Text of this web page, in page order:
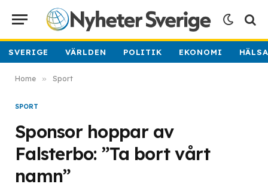
SVERIGE VÄRLDEN POLITIK EKONOMI
Home » Sport
SPORT
Sponsor hoppar av
Falsterbo: ”Ta bort vårt
namn”